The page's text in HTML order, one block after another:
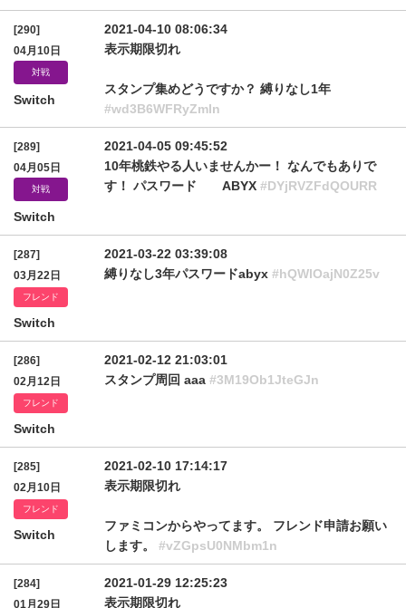
[290]
04月10日
対戦
Switch
2021-04-10 08:06:34
表示期限切れ
スタンプ集めどうですか？ 縛りなし1年
#wd3B6WFRyZmln
[289]
04月05日
対戦
Switch
2021-04-05 09:45:52
10年桃鉄やる人いませんかー！ なんでもありで
す！ パスワード ABYX #DYjRVZFdQOURR
[287]
03月22日
フレンド
Switch
2021-03-22 03:39:08
縛りなし3年パスワードabyx #hQWlOajN0Z25v
[286]
02月12日
フレンド
Switch
2021-02-12 21:03:01
スタンプ周回 aaa #3M19Ob1JteGJn
[285]
02月10日
フレンド
Switch
2021-02-10 17:14:17
表示期限切れ
ファミコンからやってます。 フレンド申請お願い
します。 #vZGpsU0NMbm1n
[284]
01月29日
2021-01-29 12:25:23
表示期限切れ